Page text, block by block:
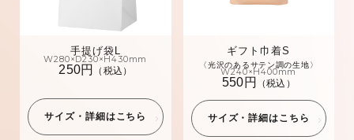
手提げ袋L
W280×D230×H430mm
250円 （税込）
サイズ・詳細はこちら
ギフト巾着S
〈光沢のあるサテン調の生地〉
W240×H400mm
550円 （税込）
サイズ・詳細はこちら